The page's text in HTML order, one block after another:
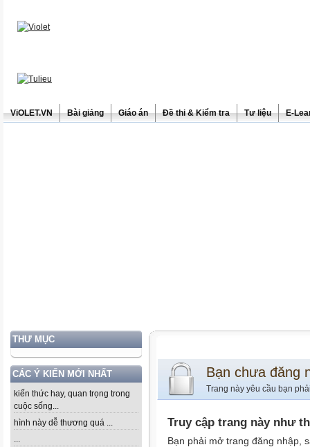
ViOLET.VN Bài giảng Giáo án Đề thi & Kiểm tra Tư liệu E-
THƯ MỤC
CÁC Ý KIẾN MỚI NHẤT
kiến thức hay, quan trọng trong
cuộc sống...
hình này dễ thương quá ...
...
Bạn chưa đăng
Trang này yêu cầu bạn
Truy cập trang này như
Bạn phải mở trang đăng nhập,